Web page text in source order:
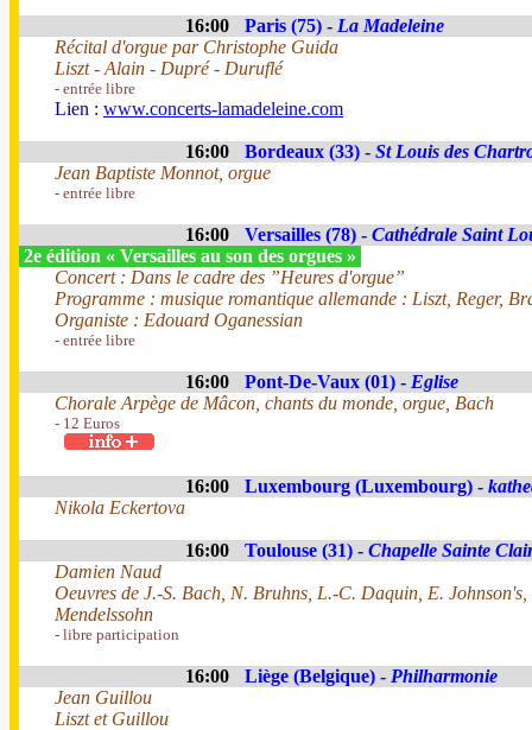
16:00 Paris (75) - La Madeleine
Récital d'orgue par Christophe Guida
Liszt - Alain - Dupré - Duruflé
- entrée libre
Lien : www.concerts-lamadeleine.com
16:00 Bordeaux (33) - St Louis des
Jean Baptiste Monnot, orgue
- entrée libre
16:00 Versailles (78) - Cathédrale Saint
2e édition « Versailles au son des orgues »
Concert : Dans le cadre des ”Heures d'orgue”
Programme : musique romantique allemande : Liszt, Reger,
Organiste : Edouard Oganessian
- entrée libre
16:00 Pont-De-Vaux (01) - Eglise
Chorale Arpège de Mâcon, chants du monde, orgue, Bach
- 12 Euros
16:00 Luxembourg (Luxembourg) -
Nikola Eckertova
16:00 Toulouse (31) - Chapelle Sainte
Damien Naud
Oeuvres de J.-S. Bach, N. Bruhns, L.-C. Daquin, E.
Mendelssohn
- libre participation
16:00 Liège (Belgique) - Philharmonie
Jean Guillou
Liszt et Guillou